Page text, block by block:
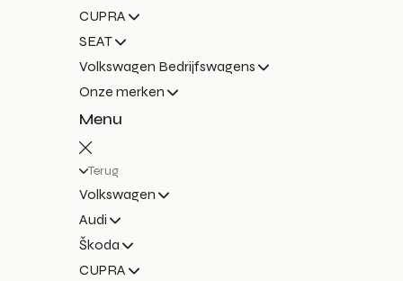
CUPRA
SEAT
Volkswagen Bedrijfswagens
Onze merken
Menu
Terug
Volkswagen
Audi
Škoda
CUPRA